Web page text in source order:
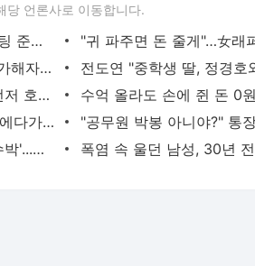
당 언론사로 이동합니다.
황영웅 동정여론 팬덤 '똘똘'…"팬미팅 준비중, 큰돈 벌 것" - 머니투데이
유깻잎 "학폭 신고하고 더 맞았다…가해자는 지금도 나 때렸다며 자랑" - 머니투데이
'62세' 이한위 "♥19세 연하 아내, 먼저 호감 표시…장모와 3살차" - 머니투데이
'알코올 중독' 남편, 술 취한 채 밥솥에다가 소변을? "제정신이냐" - 머니투데이
호랑이는 살아있는 '향어' 하마는 '수박'...동물원도 '폭염 특식' 풀었다 - 머니투데이